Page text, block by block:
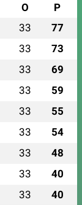
O P
33 77
33 73
33 69
33 59
33 55
33 54
33 48
33 40
33 40